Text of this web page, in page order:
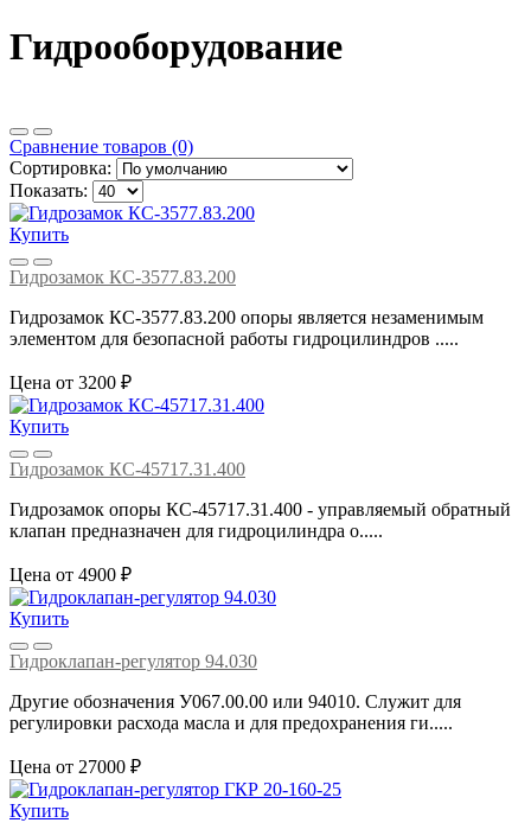
Гидрооборудование
Сравнение товаров (0)
Сортировка:
Показать:
Купить
Гидрозамок КС-3577.83.200
Гидрозамок КС-3577.83.200 опоры является незаменимым
элементом для безопасной работы гидроцилиндров .....
Цена от 3200 ₽
Купить
Гидрозамок КС-45717.31.400
Гидрозамок опоры КС-45717.31.400 - управляемый обратный
клапан предназначен для гидроцилиндра о.....
Цена от 4900 ₽
Купить
Гидроклапан-регулятор 94.030
Другие обозначения У067.00.00 или 94010. Служит для
регулировки расхода масла и для предохранения ги.....
Цена от 27000 ₽
Купить